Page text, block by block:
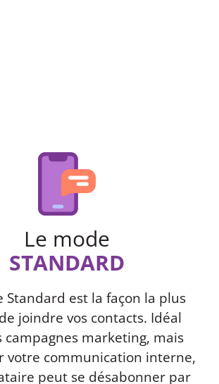
Le mode
STANDARD
Standard est la façon la plus
joindre vos contacts. Idéal
campagnes marketing, mais
votre communication interne,
peut se désabonner par